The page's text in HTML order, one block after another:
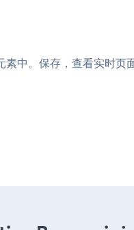
中。保存，查看实时页